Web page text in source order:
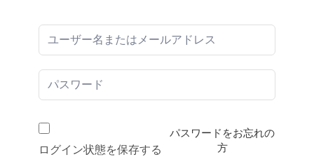
ログイン状態を保存する
パスワードをお忘れの
方